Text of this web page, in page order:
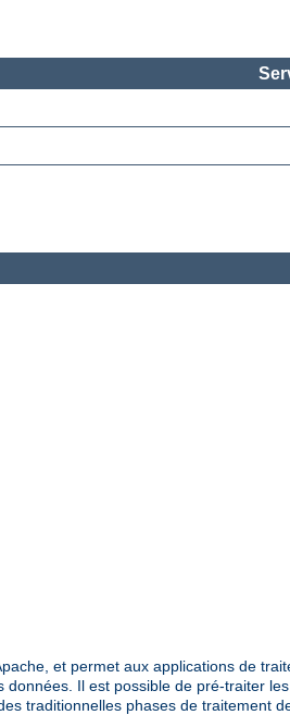
et permet aux applications de
Il est possible de pré-traiter
traditionnelles phases de traitement